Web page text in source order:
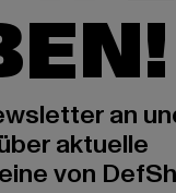
an
aktuelle
von